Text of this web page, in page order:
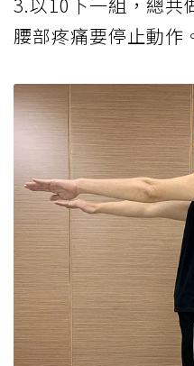
腰部疼痛要停止動作